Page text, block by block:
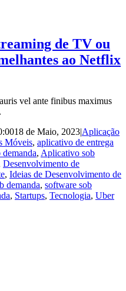
de TV ou
ao Netflix
vel ante finibus maximus
18 de Maio, 2023|Aplicação
Móveis, aplicativo de entrega
, Aplicativo sob
Desenvolvimento de
, Ideias de Desenvolvimento de
demanda, software sob
, Startups, Tecnologia, Uber